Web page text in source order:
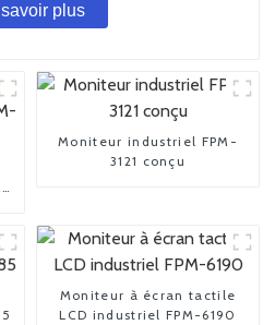
plus
Moniteur industriel FPM-
3121 conçu
Moniteur à écran tactile
LCD industriel FPM-6190